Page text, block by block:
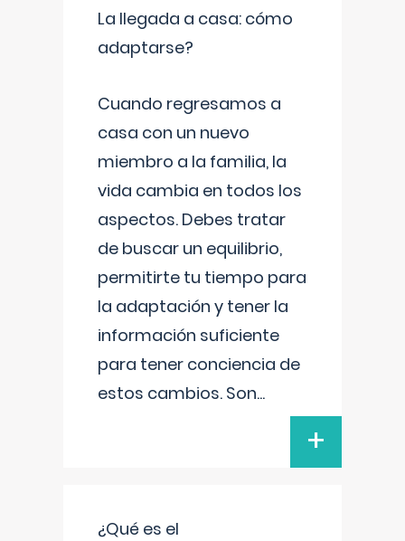
La llegada a casa: cómo
adaptarse?
Cuando regresamos a
casa con un nuevo
miembro a la familia, la
vida cambia en todos los
aspectos. Debes tratar
de buscar un equilibrio,
permitirte tu tiempo para
la adaptación y tener la
información suficiente
para tener conciencia de
estos cambios. Son...
+
¿Qué es el